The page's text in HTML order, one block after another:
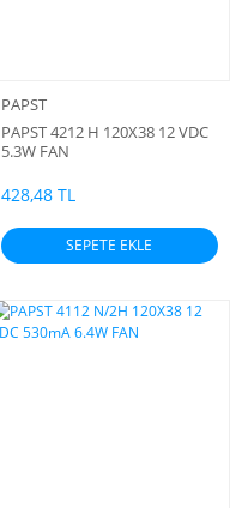
PAPST
PAPST 4212 H 120X38 12 VDC
5.3W FAN
428,48 TL
SEPETE EKLE